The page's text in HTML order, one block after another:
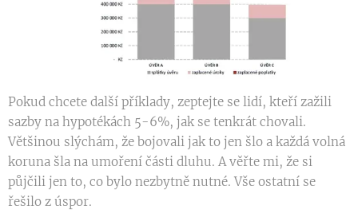
Pokud chcete další příklady, zeptejte se lidí, kteří zažili
sazby na hypotékách 5-6%, jak se tenkrát chovali.
Většinou slýchám, že bojovali jak to jen šlo a každá volná
koruna šla na umoření části dluhu. A věřte mi, že si
půjčili jen to, co bylo nezbytně nutné. Vše ostatní se
řešilo z úspor.